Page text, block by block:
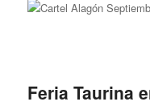
Feria Taurina